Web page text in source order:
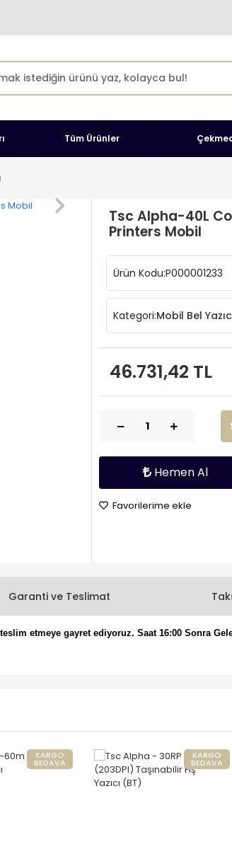
Tüm Ürünler
Tsc Alpha-40L
Printers Mobil
Ürün Kodu:P000001233
Kategori:Mobil Bel
46.731,42 TL
Hemen Al
Favorilerime ekle
Garanti ve Teslimat
etmeye gayret ediyoruz. Saat 16:00 Sonra
KARGO
BEDAVA
KARGO
BEDAVA